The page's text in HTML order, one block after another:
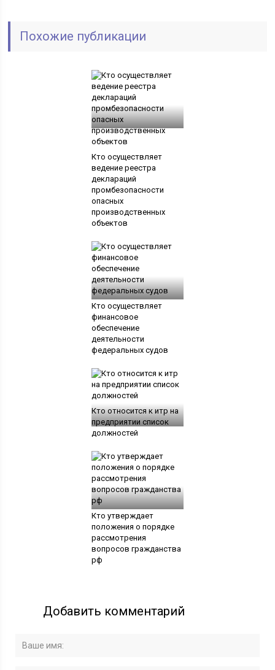
Похожие публикации
Кто осуществляет
ведение реестра
деклараций
промбезопасности
опасных
производственных
объектов
Кто осуществляет
финансовое
обеспечение
деятельности
федеральных судов
Кто относится к итр на
предприятии список
должностей
Кто утверждает
положения о порядке
рассмотрения
вопросов гражданства
рф
Добавить комментарий